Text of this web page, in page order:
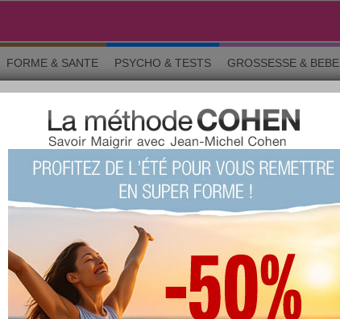
FORME & SANTE PSYCHO & TESTS GROSSESSE & BEBE
ARTICLE
Vidéo : Qu'est-ce que l'entretien du
4ème mois ?
L’entretien du 4ème mois de grossesse
essentiel pour la future maman car ce rendez-
vous avec la
sage-femme
va permettre de
faire le point à l’entrée du second trimestre de